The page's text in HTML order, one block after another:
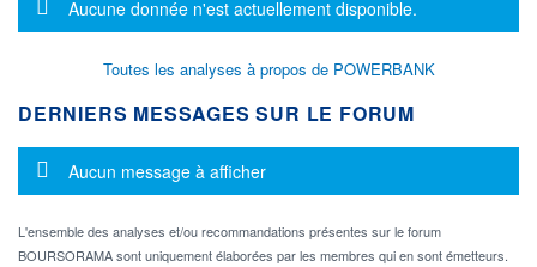
Message d'information
Aucune donnée n'est actuellement disponible.
Toutes les analyses à propos de POWERBANK
DERNIERS MESSAGES SUR LE FORUM
Message d'information
Aucun message à afficher
L'ensemble des analyses et/ou recommandations présentes sur le forum
BOURSORAMA sont uniquement élaborées par les membres qui en sont émetteurs.